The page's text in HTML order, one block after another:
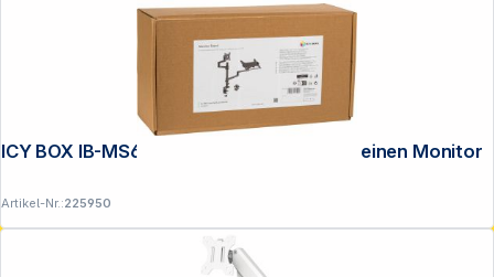
ICY BOX IB-MS622-T Monitorständer für einen Monitor
Artikel-Nr.:225950